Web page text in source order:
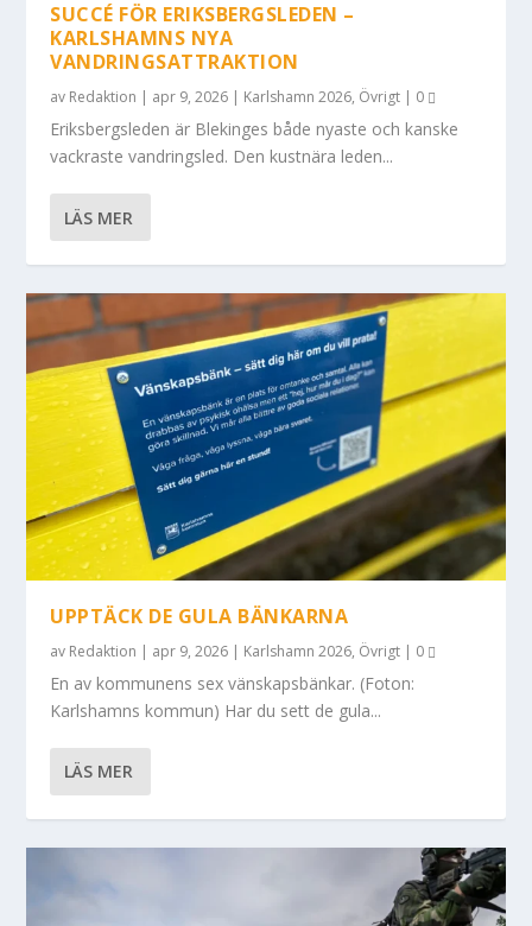
SUCCÉ FÖR ERIKSBERGSLEDEN –
KARLSHAMNS NYA
VANDRINGSATTRAKTION
av Redaktion | apr 9, 2026 | Karlshamn 2026, Övrigt | 0
Eriksbergsleden är Blekinges både nyaste och kanske
vackraste vandringsled. Den kustnära leden...
LÄS MER
UPPTÄCK DE GULA BÄNKARNA
av Redaktion | apr 9, 2026 | Karlshamn 2026, Övrigt | 0
En av kommunens sex vänskapsbänkar. (Foton:
Karlshamns kommun) Har du sett de gula...
LÄS MER